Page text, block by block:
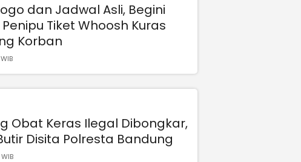
dan Jadwal Asli, Begini
Tiket Whoosh Kuras
Korban
Obat Keras Ilegal Dibongkar,
Disita Polresta Bandung